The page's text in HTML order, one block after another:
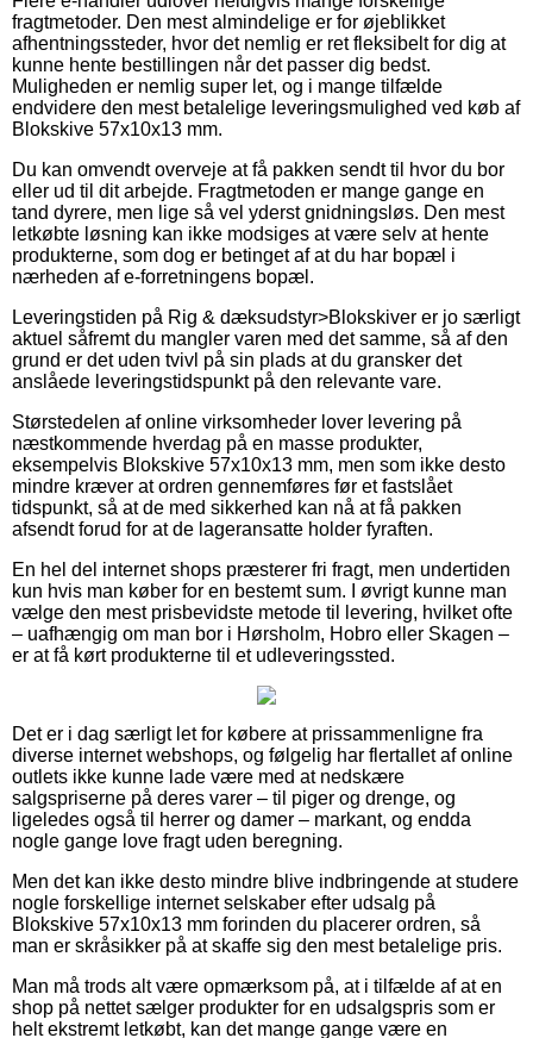
fragtmetoder. Den mest almindelige er for øjeblikket
afhentningssteder, hvor det nemlig er ret fleksibelt for dig at
kunne hente bestillingen når det passer dig bedst.
Muligheden er nemlig super let, og i mange tilfælde
endvidere den mest betalelige leveringsmulighed ved køb af
Blokskive 57x10x13 mm.
Du kan omvendt overveje at få pakken sendt til hvor du bor
eller ud til dit arbejde. Fragtmetoden er mange gange en
tand dyrere, men lige så vel yderst gnidningsløs. Den mest
letkøbte løsning kan ikke modsiges at være selv at hente
produkterne, som dog er betinget af at du har bopæl i
nærheden af e-forretningens bopæl.
Leveringstiden på Rig & dæksudstyr>Blokskiver er jo særligt
aktuel såfremt du mangler varen med det samme, så af den
grund er det uden tvivl på sin plads at du gransker det
anslåede leveringstidspunkt på den relevante vare.
Størstedelen af online virksomheder lover levering på
næstkommende hverdag på en masse produkter,
eksempelvis Blokskive 57x10x13 mm, men som ikke desto
mindre kræver at ordren gennemføres før et fastslået
tidspunkt, så at de med sikkerhed kan nå at få pakken
afsendt forud for at de lageransatte holder fyraften.
En hel del internet shops præsterer fri fragt, men undertiden
kun hvis man køber for en bestemt sum. I øvrigt kunne man
vælge den mest prisbevidste metode til levering, hvilket ofte
– uafhængig om man bor i Hørsholm, Hobro eller Skagen –
er at få kørt produkterne til et udleveringssted.
Det er i dag særligt let for købere at prissammenligne fra
diverse internet webshops, og følgelig har flertallet af online
outlets ikke kunne lade være med at nedskære
salgspriserne på deres varer – til piger og drenge, og
ligeledes også til herrer og damer – markant, og endda
nogle gange love fragt uden beregning.
Men det kan ikke desto mindre blive indbringende at studere
nogle forskellige internet selskaber efter udsalg på
Blokskive 57x10x13 mm forinden du placerer ordren, så
man er skråsikker på at skaffe sig den mest betalelige pris.
Man må trods alt være opmærksom på, at i tilfælde af at en
shop på nettet sælger produkter for en udsalgspris som er
helt ekstremt letkøbt, kan det mange gange være en